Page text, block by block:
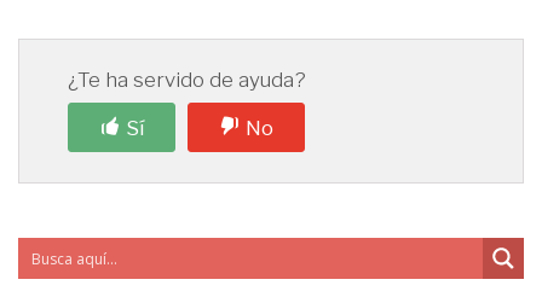
¿Te ha servido de ayuda?
Sí
No